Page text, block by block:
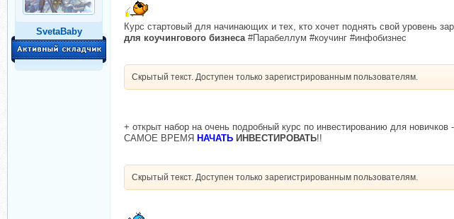
SvetaBaby Курс стартовый для начинающих и тех, кто хочет поднять свой уровень
для коучингового бизнеса #Парабеллум #коучинг #инфобизнес
Скрытый текст. Доступен только зарегистрированным пользователям.
+ открыт набор на очень подробный курс по инвестированию для
САМОЕ ВРЕМЯ НАЧАТЬ ИНВЕСТИРОВАТЬ!!
Скрытый текст. Доступен только зарегистрированным пользователям.